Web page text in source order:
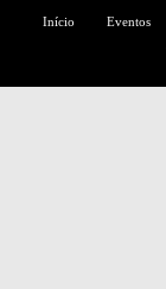
Início Eventos